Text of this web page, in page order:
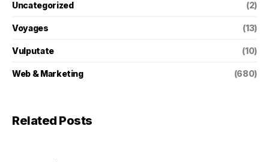
Uncategorized (2)
Voyages (13)
Vulputate (10)
Web & Marketing (680)
Related Posts